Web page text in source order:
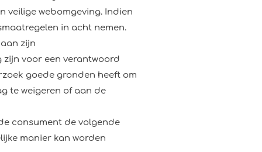
veilige webomgeving. Indien
in acht nemen.
zijn
voor een verantwoord
goede gronden heeft om
te weigeren of aan de
consument de volgende
manier kan worden